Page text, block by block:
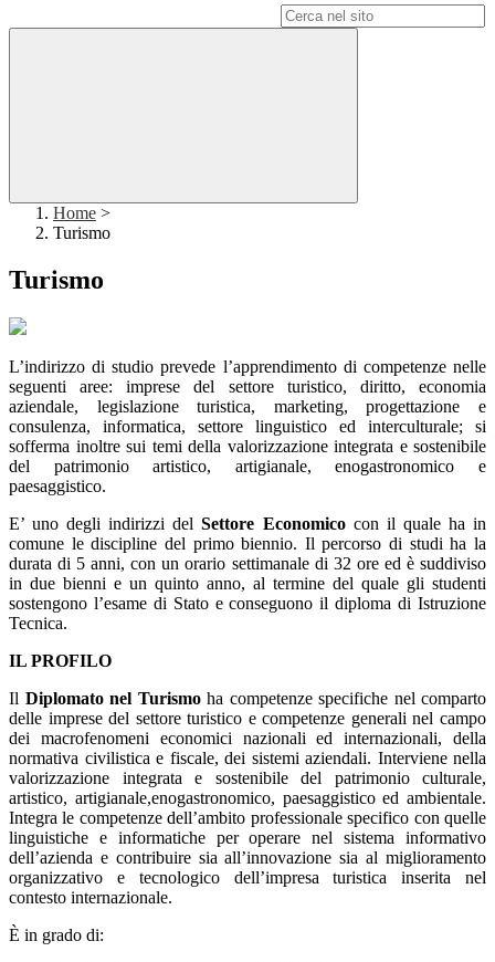
Home >
Turismo
Turismo
L’indirizzo di studio prevede l’apprendimento di competenze nelle
seguenti aree: imprese del settore turistico, diritto, economia
aziendale, legislazione turistica, marketing, progettazione e
consulenza, informatica, settore linguistico ed interculturale; si
sofferma inoltre sui temi della valorizzazione integrata e sostenibile
del patrimonio artistico, artigianale, enogastronomico e
paesaggistico.
E’ uno degli indirizzi delSettore Economicocon il quale ha in
comune le discipline del primo biennio. Il percorso di studi ha la
durata di 5 anni, con un orario settimanale di 32 ore ed è suddiviso
in due bienni e un quinto anno, al termine del quale gli studenti
sostengono l’esame di Stato e conseguono il diploma di Istruzione
Tecnica.
IL PROFILO
Il Diplomato nel Turismoha competenze specifiche nel comparto
delle imprese del settore turistico e competenze generali nel campo
dei macrofenomeni economici nazionali ed internazionali, della
normativa civilistica e fiscale, dei sistemi aziendali. Interviene nella
valorizzazione integrata e sostenibile del patrimonio culturale,
artistico, artigianale,enogastronomico, paesaggistico ed ambientale.
Integra le competenze dell’ambito professionale specifico con quelle
linguistiche e informatiche per operare nel sistema informativo
dell’azienda e contribuire sia all’innovazione sia al miglioramento
organizzativo e tecnologico dell’impresa turistica inserita nel
contesto internazionale.
È in grado di: